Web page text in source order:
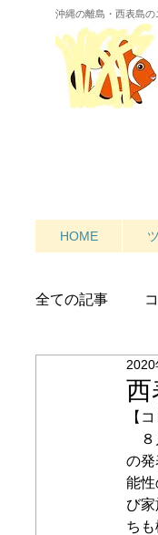
沖縄の離島・西表島
HOME
全ての記事
西
2020
【
８
の
能
び
ち